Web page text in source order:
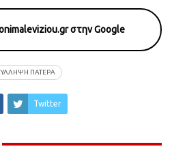
στην Google
ΠΑΤΕΡΑ
Twitter